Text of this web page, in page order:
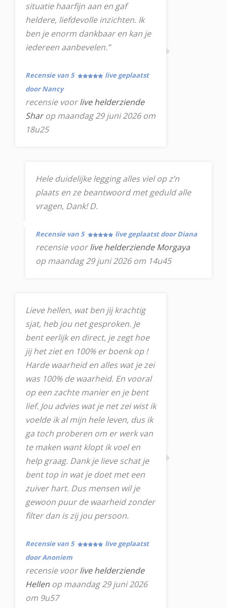
situatie haarfijn aan en gaf
heldere, liefdevolle inzichten. Ik
ben je enorm dankbaar en kan je
iedereen aanbevelen.”
Recensie van 5
live geplaatst
door Nancy
recensie voorlive helderziende
Sharop maandag 29 juni 2026 om
18u25
Hele duidelijke legging alles viel op z’n
plaats en ze beantwoord met geduld alle
vragen, Dank! D.
Recensie van 5 live geplaatst door Diana
recensie voorlive helderziende Morgaya
op maandag 29 juni 2026 om 14u45
Lieve hellen, wat ben jij krachtig
sjat, heb jou net gesproken. Je
bent eerlijk en direct, je zegt hoe
jij het ziet en 100% er boenk op !
Harde waarheid en alles wat je zei
was 100% de waarheid. En vooral
op een zachte manier en je bent
lief. Jou advies wat je net zei wist ik
voelde ik al mijn hele leven, dus ik
ga toch proberen om er werk van
te maken want klopt ik voel en
help graag. Dank je lieve schat je
bent top in wat je doet met een
zuiver hart. Dus mensen wil je
gewoon puur de waarheid zonder
filter dan is zij jou persoon.
Recensie van 5
live geplaatst
door Anoniem
recensie voorlive helderziende
Hellen op maandag 29 juni 2026
om 9u57